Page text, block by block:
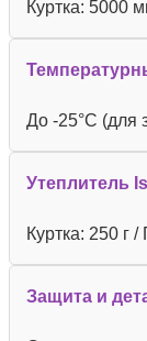
Куртка: 5000
До -25°C (для
Утеплитель
Куртка: 250 г
Защита и